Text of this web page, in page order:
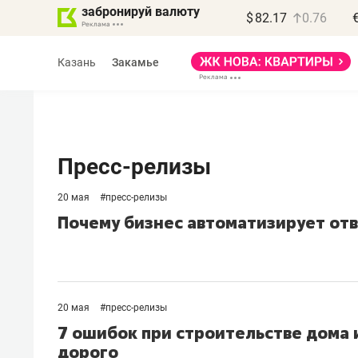
забронируй валюту $ 82.17 0.76
Казань Закамье
Пресс-релизы
20 мая #пресс-релизы
Почему бизнес автоматизирует
20 мая #пресс-релизы
7 ошибок при строительстве дома
дорого
МАРТ
правил, бизнес может
полгода»